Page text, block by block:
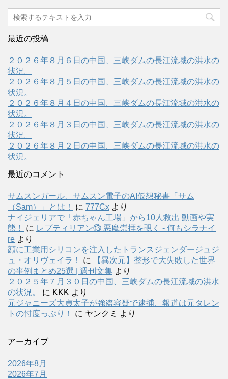
最近の投稿
２０２６年８月６日の中国、三峡ダムの長江流域の洪水の
状況。
２０２６年８月５日の中国、三峡ダムの長江流域の洪水の
状況。
２０２６年８月４日の中国、三峡ダムの長江流域の洪水の
状況。
２０２６年８月３日の中国、三峡ダムの長江流域の洪水の
状況。
２０２６年８月２日の中国、三峡ダムの長江流域の洪水の
状況。
最近のコメント
サムスンガール、サムスン電子のAI仮想秘書「サム
（Sam）」とは！
に 777Cx より
ナイジェリアで「赤ちゃん工場」から10人救出 動画や実
態！
に レプティリアン⑬ 悪魔崇拝を覗く - 何もシラナイ
re より
顔に工業用シリコンを注入したトランスジェンダージュジ
ュ・オリヴェイラ！
に
【異次元】整形で大失敗した世界
の事例まとめ25選 | 週刊文集 より
２０２５年７月３０日の中国、三峡ダムの長江流域の洪水
の状況。
に KKK より
元ジャニーズ大貞太子が強盗容疑で逮捕、報道は元タレン
トの忖度っぷり！
に ヤンクミ より
アーカイブ
2026年8月
2026年7月